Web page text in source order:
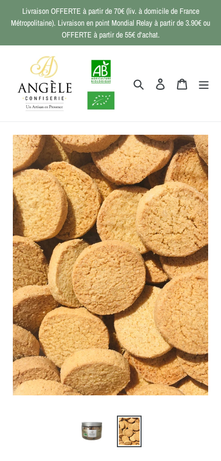
contenu
Livraison OFFERTE à partir de 70€ (liv. à domicile de France
Métropolitaine). Livraison en point Mondial Relay à partir de 3.90€ ou
OFFERTE à partir de 55€ d'achat.
RechercherSe connecter
Panier